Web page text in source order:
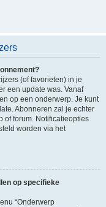
(of favorieten) in je
een update was. Vanaf
op een onderwerp. Je kunt
Abonneren zal je echter
of forum. Notificatieopties
worden via het
op specifieke
“Onderwerp